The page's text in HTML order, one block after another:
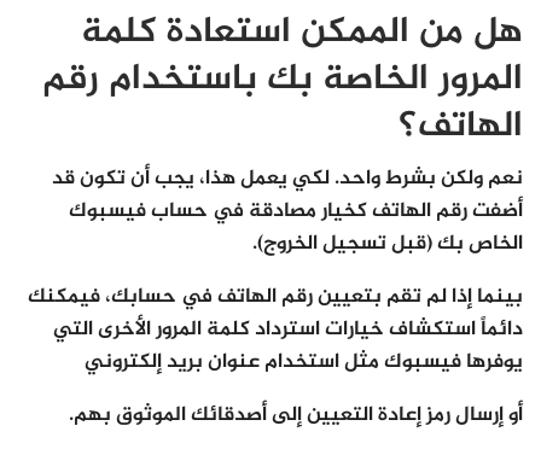
هل من الممكن استعادة كلمة
المرور الخاصة بك باستخدام رقم
الهاتف؟
نعم ولكن بشرط واحد. لكي يعمل هذا، يجب أن تكون قد
أضفت رقم الهاتف كخيار مصادقة في حساب فيسبوك
الخاص بك (قبل تسجيل الخروج).
بينما إذا لم تقم بتعيين رقم الهاتف في حسابك، فيمكنك
دائماً استكشاف خيارات استرداد كلمة المرور الأخرى التي
يوفرها فيسبوك مثل استخدام عنوان بريد إلكتروني
أو إرسال رمز إعادة التعيين إلى أصدقائك الموثوق بهم.